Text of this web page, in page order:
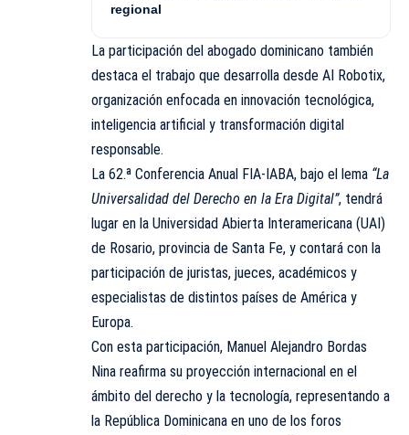
regional
La participación del abogado dominicano también
destaca el trabajo que desarrolla desde AI Robotix,
organización enfocada en innovación tecnológica,
inteligencia artificial y transformación digital
responsable.
La 62.ª Conferencia Anual FIA-IABA, bajo el lema “La
Universalidad del Derecho en la Era Digital”, tendrá
lugar en la Universidad Abierta Interamericana (UAI)
de Rosario, provincia de Santa Fe, y contará con la
participación de juristas, jueces, académicos y
especialistas de distintos países de América y
Europa.
Con esta participación, Manuel Alejandro Bordas
Nina reafirma su proyección internacional en el
ámbito del derecho y la tecnología, representando a
la República Dominicana en uno de los foros